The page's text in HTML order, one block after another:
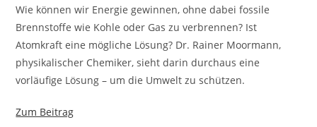
Wie können wir Energie gewinnen, ohne dabei fossile
Brennstoffe wie Kohle oder Gas zu verbrennen? Ist
Atomkraft eine mögliche Lösung? Dr. Rainer Moormann,
physikalischer Chemiker, sieht darin durchaus eine
vorläufige Lösung – um die Umwelt zu schützen.
Zum Beitrag